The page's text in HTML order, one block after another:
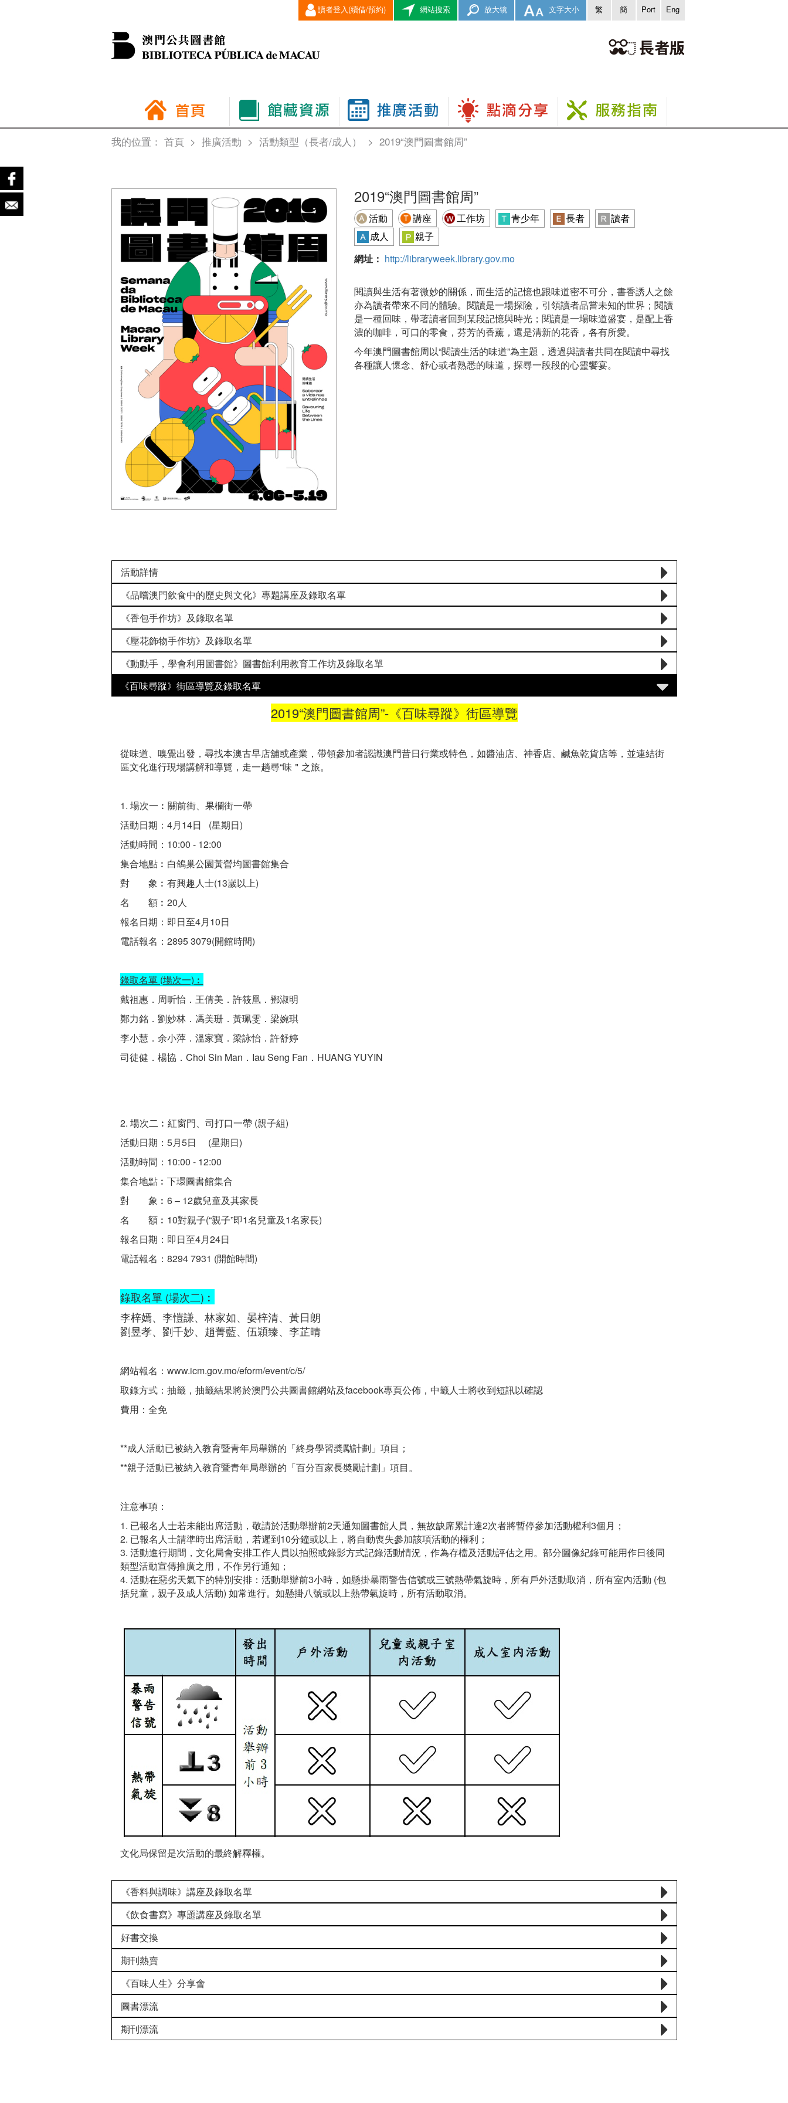
讀者登入(續借/預約) 網站搜索 放大镜 文字大小 繁 簡 Port Eng
我的位置： 首頁> 推廣活動 > 活動類型（長者/成人） > 2019“澳門圖書館周”
2019“澳門圖書館周”
活動 講座 工作坊 青少年 長者
讀者
成人
親子
網址： http://libraryweek.library.gov.mo
閱讀與生活有著微妙的關係，而生活的記憶也跟味道密不可分，書香誘人之餘
亦為讀者帶來不同的體驗。閱讀是一場探險，引領讀者品嘗未知的世界；閱讀
是一種回味，帶著讀者回到某段記憶與時光；閱讀是一場味道盛宴，是配上香
濃的咖啡，可口的零食，芬芳的香薰，還是清新的花香，各有所愛。
今年澳門圖書館周以“閱讀生活的味道”為主題，透過與讀者共同在閱讀中尋找
各種讓人懷念、舒心或者熟悉的味道，探尋一段段的心靈饗宴。
活動詳情
《品嚐澳門飲食中的歷史與文化》專題講座及錄取名單
《香包手作坊》及錄取名單
《壓花飾物手作坊》及錄取名單
《動動手，學會利用圖書館》圖書館利用教育工作坊及錄取名單
《百味尋蹤》街區導覽及錄取名單
2019“澳門圖書館周”-《百味尋蹤》街區導覽
從味道、嗅覺出發，尋找本澳古早店舖或產業，帶領參加者認識澳門昔日行業或特色，如醬油店、神香店、鹹魚乾貨店等，並連結街
區文化進行現場講解和導覽，走一趟尋“味＂之旅。
1. 場次一︰關前街、果欄街一帶
活動日期：4月14日 (星期日)
活動時間：10:00 - 12:00
集合地點︰白鴿巢公園黃營均圖書館集合
對 象︰有興趣人士(13嵗以上)
名 額︰20人
報名日期：即日至4月10日
電話報名：2895 3079(開館時間)
錄取名單 (場次一)︰
戴祖惠．周昕怡．王倩美．許筱凰．鄧淑明
鄭力銘．劉妙林．馮美珊．黃珮雯．梁婉琪
李小慧．余小萍．溫家寶．梁詠怡．許舒婷
司徒健．楊協．Choi Sin Man．Iau Seng Fan．HUANG YUYIN
2. 場次二︰紅窗門、司打口一帶 (親子組)
活動日期：5月5日 (星期日)
活動時間：10:00 - 12:00
集合地點︰下環圖書館集合
對 象︰6 – 12歲兒童及其家長
名 額︰10對親子(“親子”即1名兒童及1名家長)
報名日期：即日至4月24日
電話報名：8294 7931 (開館時間)
錄取名單 (場次二)︰
李梓嫣、李愷謙、林家如、晏梓清、黃日朗
劉昱孝、劉千妙、趙菁藍、伍穎臻、李芷晴
網站報名：www.icm.gov.mo/eform/event/c/5/
取錄方式：抽籤，抽籤結果將於澳門公共圖書館網站及facebook專頁公佈，中籤人士將收到短訊以確認
費用：全免
**成人活動已被納入教育暨青年局舉辦的「終身學習奬勵計劃」項目；
**親子活動已被納入教育暨青年局舉辦的「百分百家長奬勵計劃」項目。
注意事項：
1. 已報名人士若未能出席活動，敬請於活動舉辦前2天通知圖書館人員，無故缺席累計達2次者將暫停參加活動權利3個月；
2. 已報名人士請準時出席活動，若遲到10分鐘或以上，將自動喪失參加該項活動的權利；
3. 活動進行期間，文化局會安排工作人員以拍照或錄影方式記錄活動情況，作為存檔及活動評估之用。部分圖像紀錄可能用作日後同
類型活動宣傳推廣之用，不作另行通知；
4. 活動在惡劣天氣下的特別安排：活動舉辦前3小時，如懸掛暴雨警告信號或三號熱帶氣旋時，所有戶外活動取消，所有室內活動 (包
括兒童，親子及成人活動) 如常進行。如懸掛八號或以上熱帶氣旋時，所有活動取消。
文化局保留是次活動的最終解釋權。
《香料與調味》講座及錄取名單
《飲食書寫》專題講座及錄取名單
好書交換
期刊熱賣
《百味人生》分享會
圖書漂流
期刊漂流